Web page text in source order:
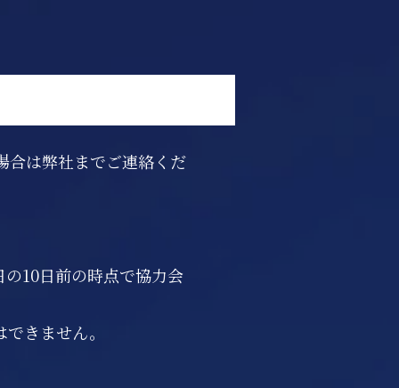
合は弊社までご連絡くだ
10日前の時点で協力会
きません。